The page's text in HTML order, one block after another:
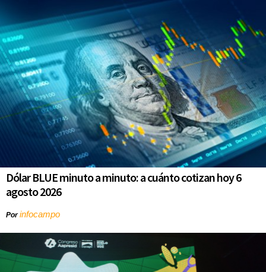
Dólar BLUE minuto a minuto: a cuánto cotizan hoy 6
agosto 2026
Porinfocampo